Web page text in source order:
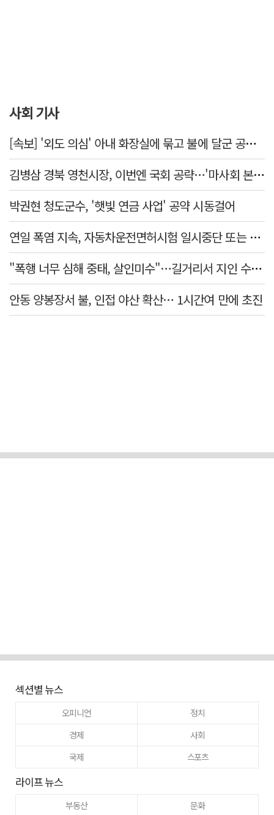
사회 기사
[속보] '외도 의심' 아내 화장실에 묶고 불에 달군 공구로 고문…남편 검거
김병삼 경북 영천시장, 이번엔 국회 공략…'마사회 본사 이전·광역교통망 확충' 요청
박권현 청도군수, '햇빛 연금 사업' 공약 시동걸어
연일 폭염 지속, 자동차운전면허시험 일시중단 또는 축소 운영
"폭행 너무 심해 중태, 살인미수"…길거리서 지인 수십회 때린 50대 '긴급체포'
안동 양봉장서 불, 인접 야산 확산… 1시간여 만에 초진
섹션별 뉴스
오피니언
정치
경제
사회
국제
스포츠
라이프 뉴스
부동산 문화